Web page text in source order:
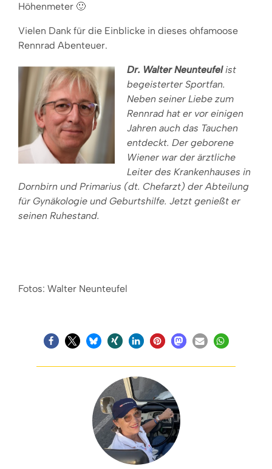
Höhenmeter 🙂
Vielen Dank für die Einblicke in dieses ohfamoose
Rennrad Abenteuer.
Dr. Walter Neunteufelist
begeisterter Sportfan.
Neben seiner Liebe zum
Rennrad hat er vor einigen
Jahren auch das Tauchen
entdeckt. Der geborene
Wiener war der ärztliche
Leiter des Krankenhauses in
Dornbirn und Primarius (dt. Chefarzt) der Abteilung
für Gynäkologie und Geburtshilfe. Jetzt genießt er
seinen Ruhestand.
Fotos: Walter Neunteufel